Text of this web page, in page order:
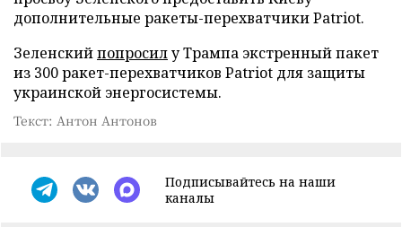
дополнительные ракеты-перехватчики Patriot.
Зеленскийпопросилу Трампа экстренный пакет
из 300 ракет-перехватчиков Patriot для защиты
украинской энергосистемы.
Текст: Антон Антонов
Подписывайтесь на наши
каналы